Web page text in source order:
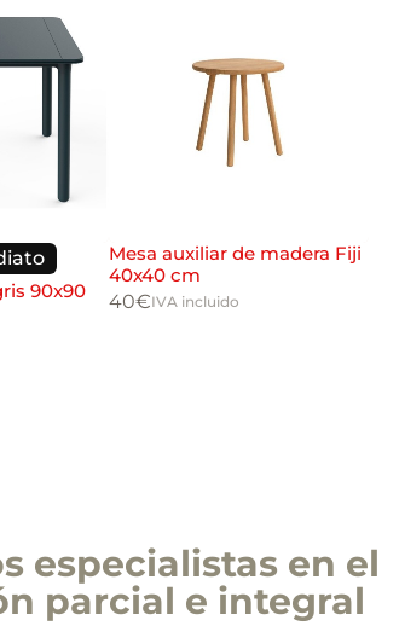
90x90
Mesa auxiliar de madera Fiji
40x40 cm
40€IVA incluido
especialistas en el
parcial e integral